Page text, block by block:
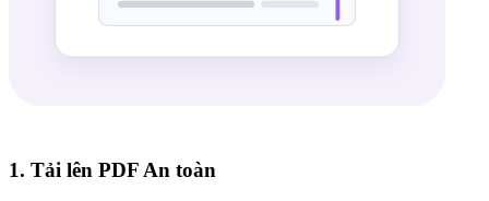
1. Tải lên PDF An toàn